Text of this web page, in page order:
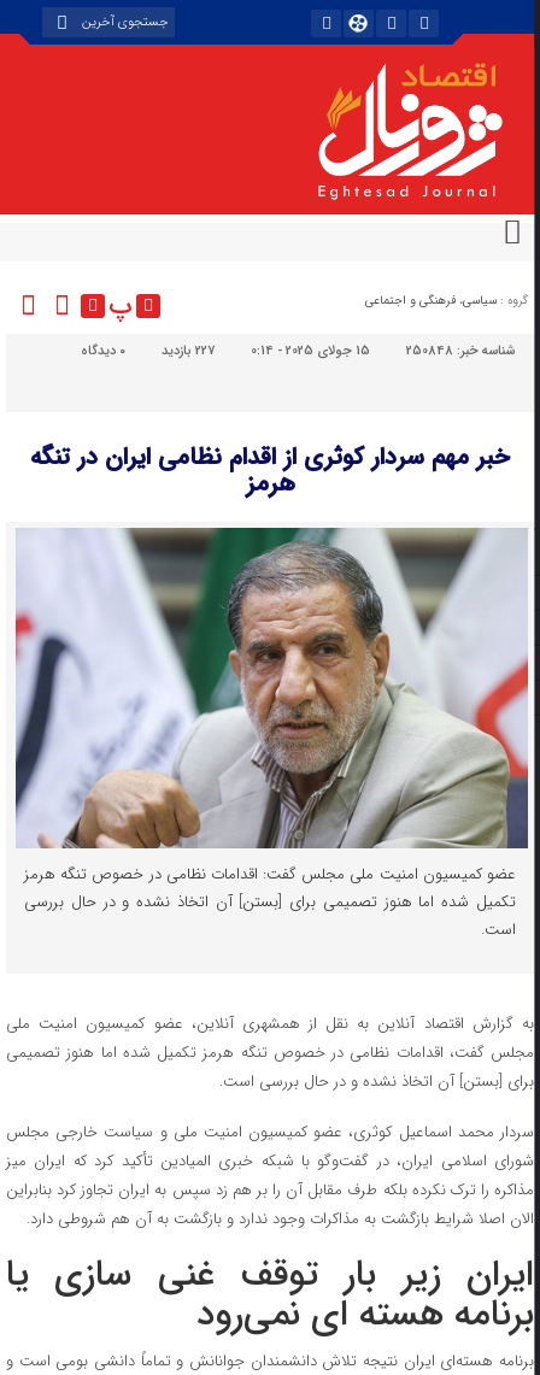
گروه : سیاسی، فرهنگی و اجتماعی پ
شناسه خبر:250848 15 جولای 2025 - 0:14 227 بازدید دیدگاه
خبر مهم سردار کوثری از اقدام نظامی ایران در تنگه
هرمز
عضو کمیسیون امنیت ملی مجلس گفت: اقدامات نظامی در خصوص تنگه هرمز
تکمیل شده اما هنوز تصمیمی برای [بستن] آن اتخاذ نشده و در حال بررسی
است.
به گزارش اقتصاد آنلاین به نقل از همشهری آنلاین، عضو کمیسیون امنیت ملی
مجلس گفت، اقدامات نظامی در خصوص تنگه هرمز تکمیل شده اما هنوز تصمیمی
برای [بستن] آن اتخاذ نشده و در حال بررسی است.
سردار محمد اسماعیل کوثری، عضو کمیسیون امنیت ملی و سیاست خارجی مجلس
شورای اسلامی ایران، در گفت‌وگو با شبکه خبری المیادین تأکید کرد که ایران میز
مذاکره را ترک نکرده بلکه طرف مقابل آن را بر هم زد سپس به ایران تجاوز کرد بنابراین
الان اصلا شرایط بازگشت به مذاکرات وجود ندارد و بازگشت به آن هم شروطی دارد.
ایران زیر بار توقف غنی سازی یا
برنامه هسته ای نمی‌رود
برنامه هسته‌ای ایران نتیجه تلاش دانشمندان جوانانش و تماماً دانشی بومی است و